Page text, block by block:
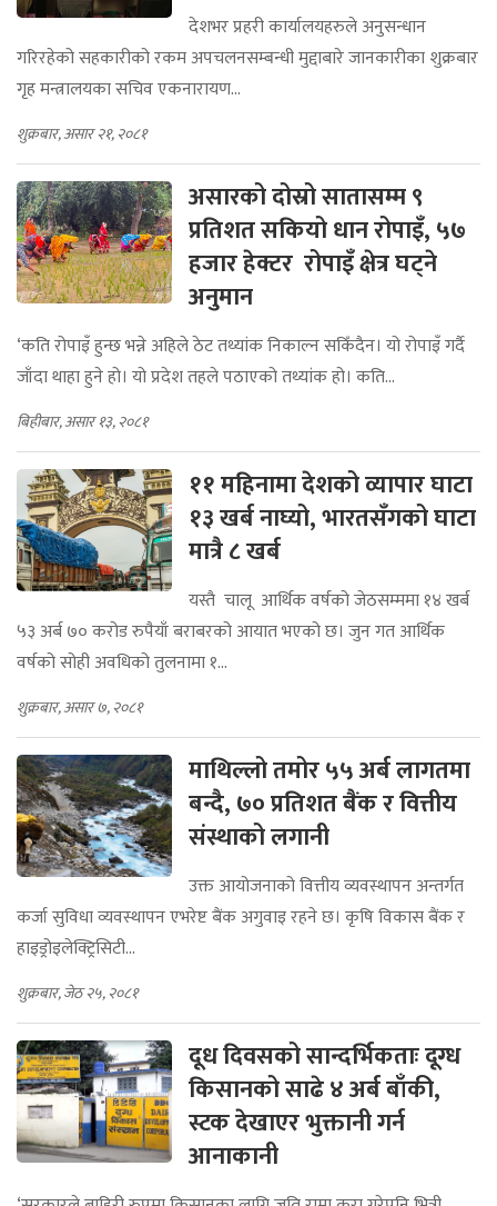
देशभर प्रहरी कार्यालयहरुले अनुसन्धान
गरिरहेको सहकारीको रकम अपचलनसम्बन्धी मुद्दाबारे जानकारीका शुक्रबार
गृह मन्त्रालयका सचिव एकनारायण...
शुक्रबार, असार २१, २०८१
असारको दोस्रो सातासम्म ९
प्रतिशत सकियो धान रोपाइँ, ५७
हजार हेक्टर रोपाइँ क्षेत्र घट्ने
अनुमान
‘कति रोपाइँ हुन्छ भन्ने अहिले ठेट तथ्यांक निकाल्न सकिँदैन। यो रोपाइँ गर्दै
जाँदा थाहा हुने हो। यो प्रदेश तहले पठाएको तथ्यांक हो। कति...
बिहीबार, असार १३, २०८१
११ महिनामा देशको व्यापार घाटा
१३ खर्ब नाघ्यो, भारतसँगको घाटा
मात्रै ८ खर्ब
यस्तै चालू आर्थिक वर्षको जेठसम्ममा १४ खर्ब
५३ अर्ब ७० करोड रुपैयाँ बराबरको आयात भएको छ। जुन गत आर्थिक
वर्षको सोही अवधिको तुलनामा १...
शुक्रबार, असार ७, २०८१
माथिल्लो तमोर ५५ अर्ब लागतमा
बन्दै, ७० प्रतिशत बैंक र वित्तीय
संस्थाको लगानी
उक्त आयोजनाको वित्तीय व्यवस्थापन अन्तर्गत
कर्जा सुविधा व्यवस्थापन एभरेष्ट बैंक अगुवाइ रहने छ। कृषि विकास बैंक र
हाइड्रोइलेक्ट्रिसिटी...
शुक्रबार, जेठ २५, २०८१
दूध दिवसको सान्दर्भिकताः दूग्ध
किसानको साढे ४ अर्ब बाँकी,
स्टक देखाएर भुक्तानी गर्न
आनाकानी